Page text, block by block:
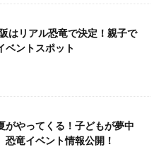
はリアル恐竜で決定！親子で
ベントスポット
がやってくる！子どもが夢中
恐竜イベント情報公開！